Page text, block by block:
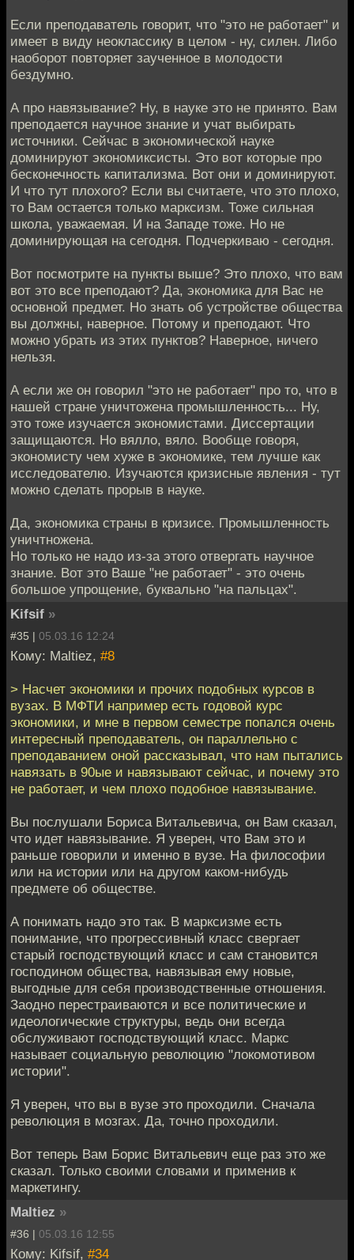
Если преподаватель говорит, что "это не работает" и
имеет в виду неоклассику в целом - ну, силен. Либо
наоборот повторяет заученное в молодости
бездумно.
А про навязывание? Ну, в науке это не принято. Вам
преподается научное знание и учат выбирать
источники. Сейчас в экономической науке
доминируют экономиксисты. Это вот которые про
бесконечность капитализма. Вот они и доминируют.
И что тут плохого? Если вы считаете, что это плохо,
то Вам остается только марксизм. Тоже сильная
школа, уважаемая. И на Западе тоже. Но не
доминирующая на сегодня. Подчеркиваю - сегодня.
Вот посмотрите на пункты выше? Это плохо, что вам
вот это все преподают? Да, экономика для Вас не
основной предмет. Но знать об устройстве общества
вы должны, наверное. Потому и преподают. Что
можно убрать из этих пунктов? Наверное, ничего
нельзя.
А если же он говорил "это не работает" про то, что в
нашей стране уничтожена промышленность... Ну,
это тоже изучается экономистами. Диссертации
защищаются. Но вялло, вяло. Вообще говоря,
экономисту чем хуже в экономике, тем лучше как
исследователю. Изучаются кризисные явления - тут
можно сделать прорыв в науке.
Да, экономика страны в кризисе. Промышленность
уничтножена.
Но только не надо из-за этого отвергать научное
знание. Вот это Ваше "не работает" - это очень
большое упрощение, буквально "на пальцах".
Kifsif »
#35 | 05.03.16 12:24
Кому: Maltiez, #8
> Насчет экономики и прочих подобных курсов в
вузах. В МФТИ например есть годовой курс
экономики, и мне в первом семестре попался очень
интересный преподаватель, он параллельно с
преподаванием оной рассказывал, что нам пытались
навязать в 90ые и навязывают сейчас, и почему это
не работает, и чем плохо подобное навязывание.
Вы послушали Бориса Витальевича, он Вам сказал,
что идет навязывание. Я уверен, что Вам это и
раньше говорили и именно в вузе. На философии
или на истории или на другом каком-нибудь
предмете об обществе.
А понимать надо это так. В марксизме есть
понимание, что прогрессивный класс свергает
старый господствующий класс и сам становится
господином общества, навязывая ему новые,
выгодные для себя производственные отношения.
Заодно перестраиваются и все политические и
идеологические структуры, ведь они всегда
обслуживают господствующий класс. Маркс
называет социальную революцию "локомотивом
истории".
Я уверен, что вы в вузе это проходили. Сначала
революция в мозгах. Да, точно проходили.
Вот теперь Вам Борис Витальевич еще раз это же
сказал. Только своими словами и применив к
маркетингу.
Maltiez »
#36 | 05.03.16 12:55
Кому: Kifsif, #34